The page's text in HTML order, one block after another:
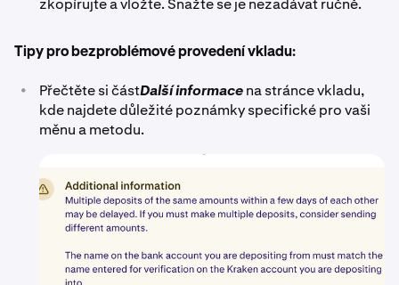
Tipy pro bezproblémové provedení vkladu:
• Přečtěte si částDalší informacena stránce vkladu,
kde najdete důležité poznámky specifické pro vaši
měnu a metodu.